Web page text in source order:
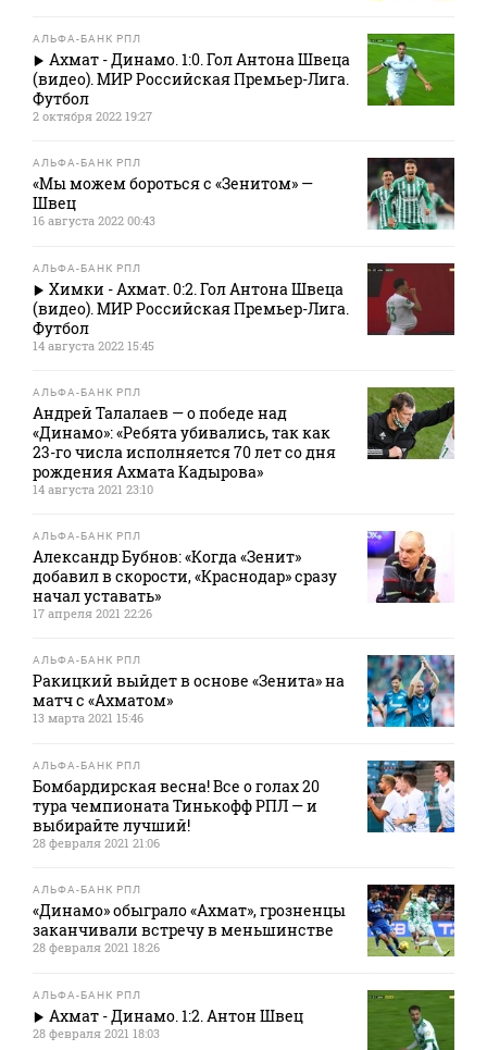
АЛЬФА-БАНК РПЛ
Ахмат - Динамо. 1:0. Гол Антона Швеца
(видео). МИР Российская Премьер-Лига.
Футбол
2 октября 2022 19:27
АЛЬФА-БАНК РПЛ
«Мы можем бороться с «Зенитом» —
Швец
16 августа 2022 00:43
АЛЬФА-БАНК РПЛ
Химки - Ахмат. 0:2. Гол Антона Швеца
(видео). МИР Российская Премьер-Лига.
Футбол
14 августа 2022 15:45
АЛЬФА-БАНК РПЛ
Андрей Талалаев — о победе над
«Динамо»: «Ребята убивались, так как
23-го числа исполняется 70 лет со дня
рождения Ахмата Кадырова»
14 августа 2021 23:10
АЛЬФА-БАНК РПЛ
Александр Бубнов: «Когда «Зенит»
добавил в скорости, «Краснодар» сразу
начал уставать»
17 апреля 2021 22:26
АЛЬФА-БАНК РПЛ
Ракицкий выйдет в основе «Зенита» на
матч с «Ахматом»
13 марта 2021 15:46
АЛЬФА-БАНК РПЛ
Бомбардирская весна! Все о голах 20
тура чемпионата Тинькофф РПЛ — и
выбирайте лучший!
28 февраля 2021 21:06
АЛЬФА-БАНК РПЛ
«Динамо» обыграло «Ахмат», грозненцы
заканчивали встречу в меньшинстве
28 февраля 2021 18:26
АЛЬФА-БАНК РПЛ
Ахмат - Динамо. 1:2. Антон Швец
28 февраля 2021 18:03